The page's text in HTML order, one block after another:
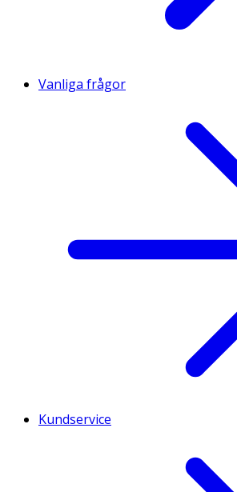
Vanliga frågor
Kundservice